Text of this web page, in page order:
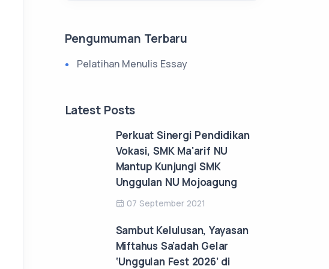
Pengumuman Terbaru
Pelatihan Menulis Essay
Latest Posts
Perkuat Sinergi Pendidikan
Vokasi, SMK Ma'arif NU
Mantup Kunjungi SMK
Unggulan NU Mojoagung
07 September 2021
Sambut Kelulusan, Yayasan
Miftahus Sa’adah Gelar
‘Unggulan Fest 2026’ di